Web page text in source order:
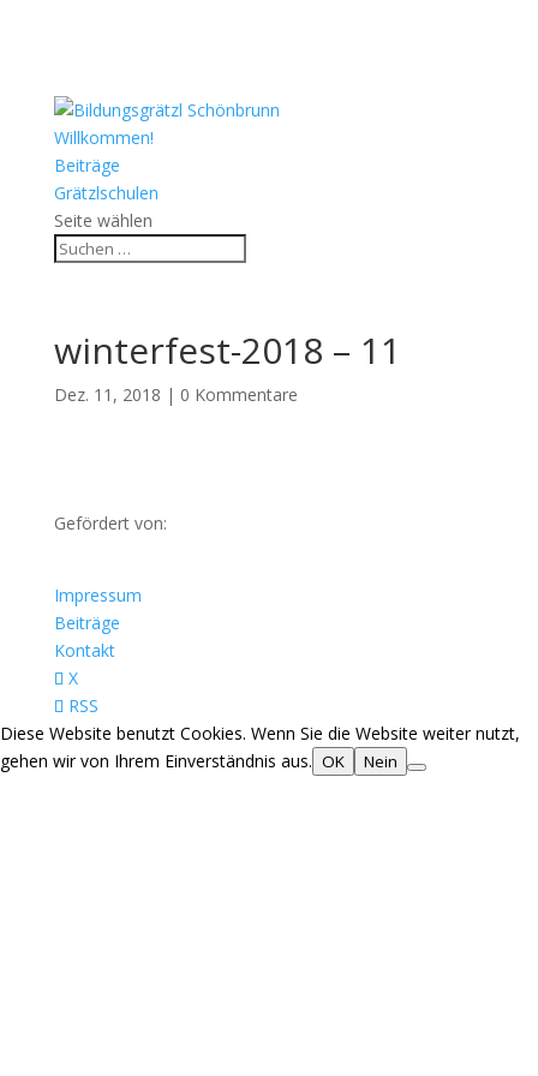
Willkommen!
Beiträge
Grätzlschulen
Seite wählen
winterfest-2018 – 11
Dez. 11, 2018 | 0 Kommentare
Gefördert von:
Impressum
Beiträge
Kontakt
X
RSS
Diese Website benutzt Cookies. Wenn Sie die Website weiter nutzt,
gehen wir von Ihrem Einverständnis aus. OK Nein